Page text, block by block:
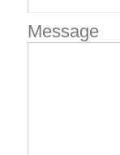
Message